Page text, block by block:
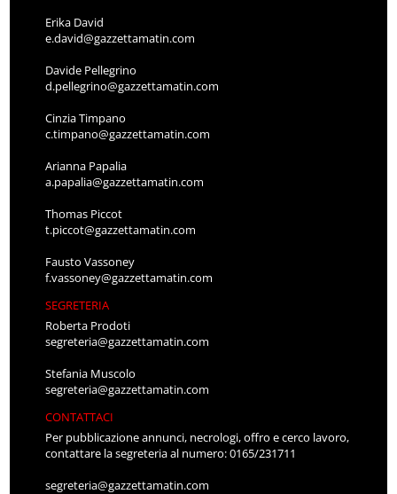
Erika David
e.david@gazzettamatin.com
Davide Pellegrino
d.pellegrino@gazzettamatin.com
Cinzia Timpano
c.timpano@gazzettamatin.com
Arianna Papalia
a.papalia@gazzettamatin.com
Thomas Piccot
t.piccot@gazzettamatin.com
Fausto Vassoney
f.vassoney@gazzettamatin.com
SEGRETERIA
Roberta Prodoti
segreteria@gazzettamatin.com
Stefania Muscolo
segreteria@gazzettamatin.com
CONTATTACI
Per pubblicazione annunci, necrologi, offro e cerco lavoro,
contattare la segreteria al numero: 0165/231711
segreteria@gazzettamatin.com